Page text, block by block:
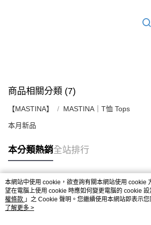
商品相關分類 (7)
【MASTINA】 MASTINA｜T恤 Tops
本月新品
本分類熱銷全站排行
熱門標籤
本網站中使用 cookie，欲查詢有關本網站使用 cookie
望在電腦上使用 cookie 時應如何變更電腦的 cookie 設
權條款 」之 Cookie 聲明。您繼續使用本網站即表示
用條款之 Cookie 聲明使用 cookie。
了解更多 >